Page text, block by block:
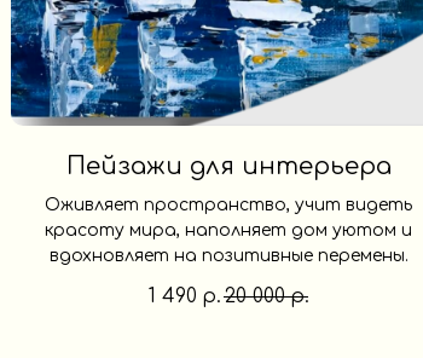
Пейзажи для интерьера
Оживляет пространство, учит видеть
красоту мира, наполняет дом уютом и
вдохновляет на позитивные перемены.
1 490 р.20 000 р.